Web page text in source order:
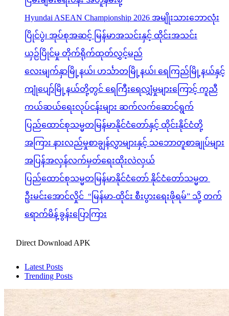
Hyundai ASEAN Championship 2026 အမျိုးသားဘောလုံး
ပြိုင်ပွဲ၊ အုပ်စုအဆင့် မြန်မာအသင်းနှင့် ထိုင်းအသင်း
ယှဉ်ပြိုင်မှု တိုက်ရိုက်ထုတ်လွှင့်မည်
လေးမျက်နှာမြို့နယ်၊ ဟင်္သာတမြို့နယ်၊ ရေကြည်မြို့နယ်နှင့်
ကျုံပျော်မြို့နယ်တို့တွင် ရေကြီးရေလျှံမှုများကြောင့် ကူညီ
ကယ်ဆယ်ရေးလုပ်ငန်းများ ဆက်လက်ဆောင်ရွက်
ပြည်ထောင်စုသမ္မတမြန်မာနိုင်ငံတော်နှင့် ထိုင်းနိုင်ငံတို့
အကြား နားလည်မှုစာချွန်လွှာများနှင့် သဘောတူစာချုပ်များ
အပြန်အလှန်လက်မှတ်ရေးထိုးလဲလှယ်
ပြည်ထောင်စုသမ္မတမြန်မာနိုင်ငံတော် နိုင်ငံတော်သမ္မတ
ဦးမင်းအောင်လှိုင် “မြန်မာ-ထိုင်း စီးပွားရေးဖိုရမ်” သို့ တက်
ရောက်မိန့်ခွန်းပြောကြား
Direct Download APK
Latest Posts
Trending Posts